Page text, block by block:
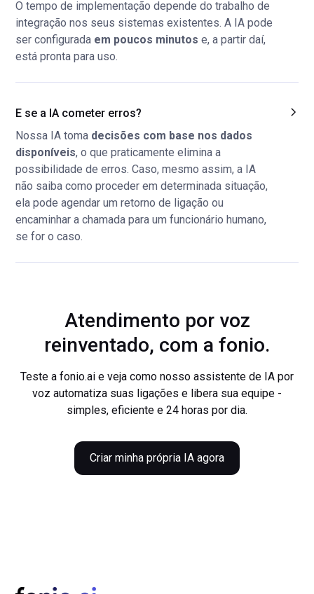
O tempo de implementação depende do trabalho de
integração nos seus sistemas existentes. A IA pode
ser configurada em poucos minutos e, a partir daí,
está pronta para uso.
E se a IA cometer erros?
Nossa IA toma decisões com base nos dados
disponíveis, o que praticamente elimina a
possibilidade de erros. Caso, mesmo assim, a IA
não saiba como proceder em determinada situação,
ela pode agendar um retorno de ligação ou
encaminhar a chamada para um funcionário humano,
se for o caso.
Atendimento por voz
reinventado, com a fonio.
Teste a fonio.ai e veja como nosso assistente de IA por
voz automatiza suas ligações e libera sua equipe -
simples, eficiente e 24 horas por dia.
Criar minha própria IA agora